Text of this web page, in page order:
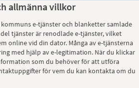
allmänna villkor
e-tjänster och blanketter samlade
tjänster är renodlade e-tjänster, vilket
online vid din dator. Många av e-tjänsterna
med hjälp av e-legitimation. När du klickar
som du behöver för att utföra
för vem du kan kontakta om du